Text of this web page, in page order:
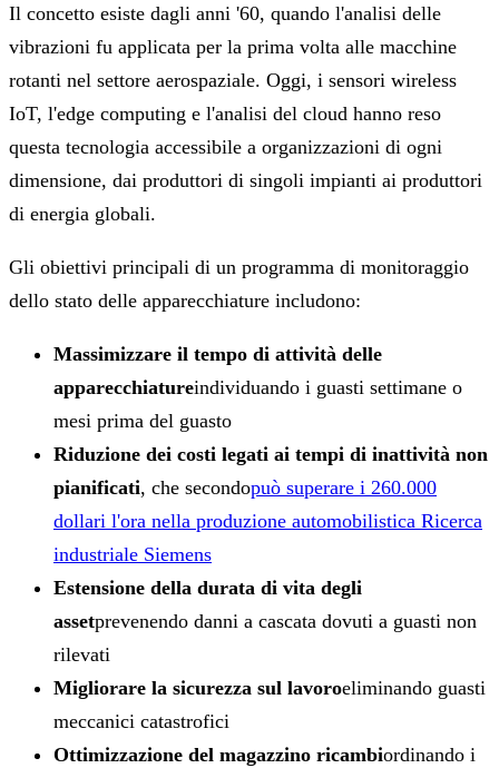
Il concetto esiste dagli anni '60, quando l'analisi delle
vibrazioni fu applicata per la prima volta alle macchine
rotanti nel settore aerospaziale. Oggi, i sensori wireless
IoT, l'edge computing e l'analisi del cloud hanno reso
questa tecnologia accessibile a organizzazioni di ogni
dimensione, dai produttori di singoli impianti ai produttori
di energia globali.
Gli obiettivi principali di un programma di monitoraggio
dello stato delle apparecchiature includono:
Massimizzare il tempo di attività delle
apparecchiatureindividuando i guasti settimane o
mesi prima del guasto
Riduzione dei costi legati ai tempi di inattività non
pianificati, che secondopuò superare i 260.000
dollari l'ora nella produzione automobilistica Ricerca
industriale Siemens
Estensione della durata di vita degli
assetprevenendo danni a cascata dovuti a guasti non
rilevati
Migliorare la sicurezza sul lavoroeliminando guasti
meccanici catastrofici
Ottimizzazione del magazzino ricambiordinando i